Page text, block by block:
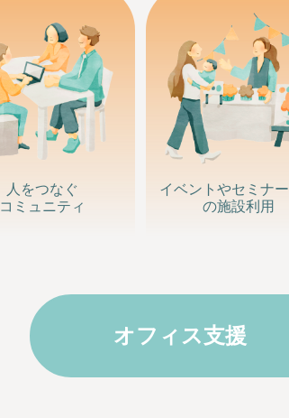
人をつなぐ
コミュニティ
イベントやセミナー
の施設利用
オフィス支援